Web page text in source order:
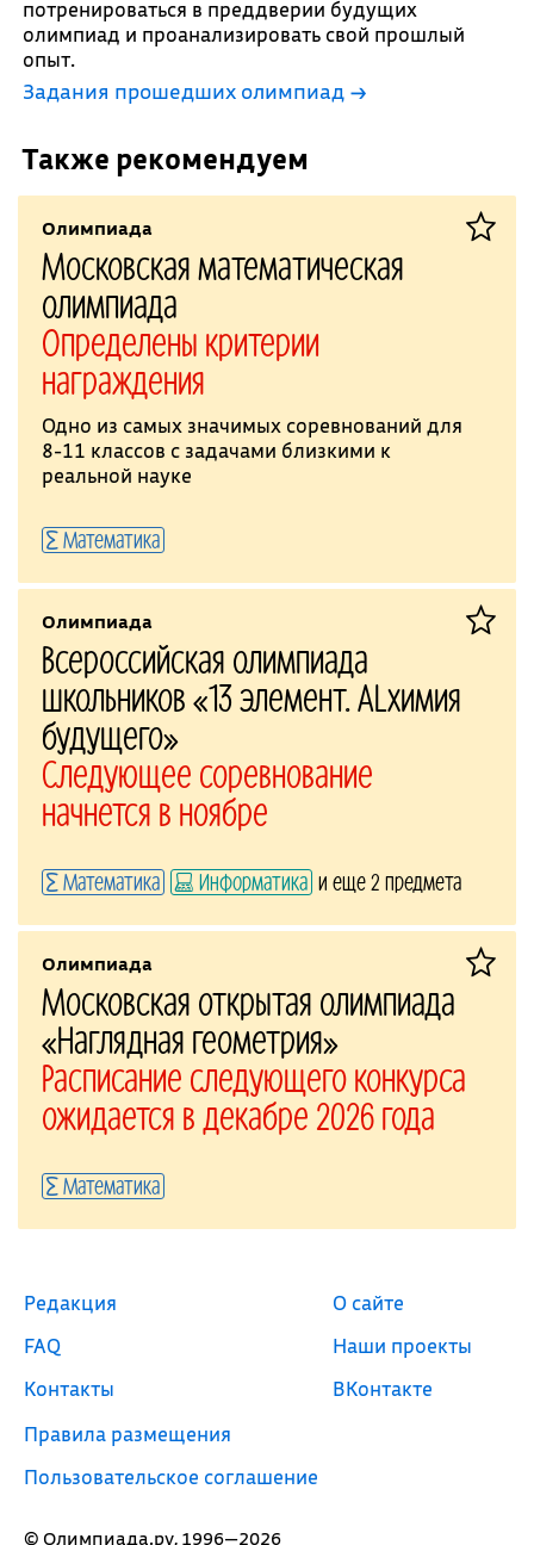
потренироваться в преддверии будущих
олимпиад и проанализировать свой прошлый
опыт.
Задания прошедших олимпиад →
Также рекомендуем
Олимпиада
Московская математическая
олимпиада
Определены критерии
награждения
Одно из самых значимых соревнований для
8-11 классов с задачами близкими к
реальной науке
Математика
Олимпиада
Всероссийская олимпиада
школьников «13 элемент. ALхимия
будущего»
Следующее соревнование
начнется в ноябре
Математика Информатика и еще 2 предмета
Олимпиада
Московская открытая олимпиада
«Наглядная геометрия»
Расписание следующего конкурса
ожидается в декабре 2026 года
Математика
© Олимпиада.ру, 1996—2026
Редакция
FAQ
Контакты
Правила размещения
Пользовательское соглашение
О сайте
Наши проекты
ВКонтакте